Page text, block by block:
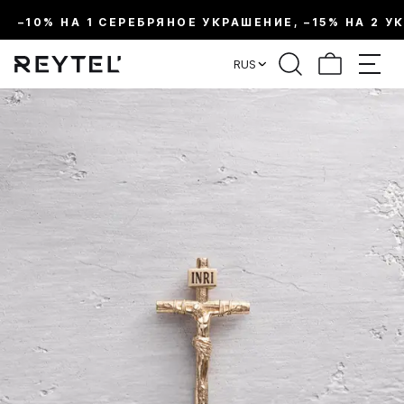
–10% НА 1 СЕРЕБРЯНОЕ УКРАШЕНИЕ, –15% НА 2
RUS